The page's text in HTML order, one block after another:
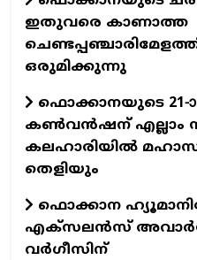
ഇതുവരെ കാണാത്ത
ഒരുമിക്കുന്നു
ഫൊക്കാനയുടെ 21-
കൺവൻഷന് എല്ലാം
കലഹാരിയിൽ
തെളിയും
ഫൊക്കാന
എക്‌സലന്‍സ് അവാര്‍ഡ്
വര്‍ഗീസിന്